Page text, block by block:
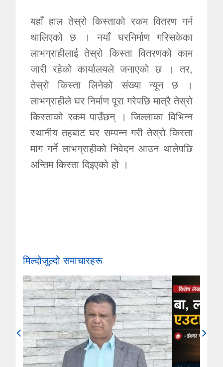
यहाँ हाल तेस्रो किस्ताको रकम वितरण गर्न
थालिएको छ । नयाँ घरनिर्माण गरिसकेका
लाभग्राहीलाई तेस्रो किस्ता वितरणको काम
जारी रहेको कार्यालयले जनाएको छ । तर,
तेस्रो किस्ता लिनेको संख्या न्यून छ ।
लाभग्राहीले घर निर्माण पूरा गरेपछि मात्रै तेस्रो
किस्ताको रकम पाउँछन् । जिल्लाका विभिन्न
स्थानीय तहबाट घर सम्पन्न गरी तेस्रो किस्ता
माग गर्ने लाभग्राहीको निवेदन आउन थालेपछि
अन्तिम किस्ता दिइएको हो ।
मिल्दोजुल्दो समाचारहरू